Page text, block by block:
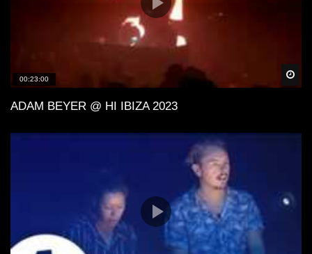
00:23:00
ADAM BEYER @ HI IBIZA 2023